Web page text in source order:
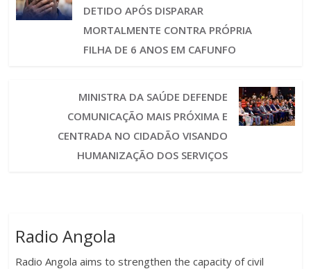
DETIDO APÓS DISPARAR
MORTALMENTE CONTRA PRÓPRIA
FILHA DE 6 ANOS EM CAFUNFO
MINISTRA DA SAÚDE DEFENDE
COMUNICAÇÃO MAIS PRÓXIMA E
CENTRADA NO CIDADÃO VISANDO
HUMANIZAÇÃO DOS SERVIÇOS
Radio Angola
Radio Angola aims to strengthen the capacity of civil